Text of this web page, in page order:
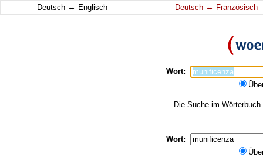
Deutsch ↔ Englisch Deutsch ↔ Französisch
Wort:
Die Suche im
Wort: